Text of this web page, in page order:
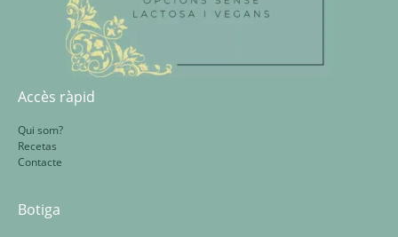
Accès ràpid
Qui som?
Recetas
Contacte
Botiga